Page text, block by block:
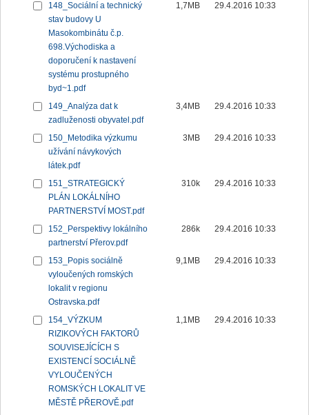
148_Sociální a technický
stav budovy U
Masokombinátu č.p.
698.Východiska a
doporučení k nastavení
systému prostupného
byd~1.pdf
1,7MB 29.4.2016 10:33
149_Analýza dat k
zadluženosti obyvatel.pdf
3,4MB 29.4.2016 10:33
150_Metodika výzkumu
užívání návykových
látek.pdf
3MB 29.4.2016 10:33
151_STRATEGICKÝ
PLÁN LOKÁLNÍHO
PARTNERSTVÍ MOST.pdf
310k 29.4.2016 10:33
152_Perspektivy lokálního
partnerství Přerov.pdf
286k 29.4.2016 10:33
153_Popis sociálně
vyloučených romských
lokalit v regionu
Ostravska.pdf
9,1MB 29.4.2016 10:33
154_VÝZKUM
RIZIKOVÝCH FAKTORŮ
SOUVISEJÍCÍCH S
EXISTENCÍ SOCIÁLNĚ
VYLOUČENÝCH
ROMSKÝCH LOKALIT VE
MĚSTĚ PŘEROVĚ.pdf
1,1MB 29.4.2016 10:33